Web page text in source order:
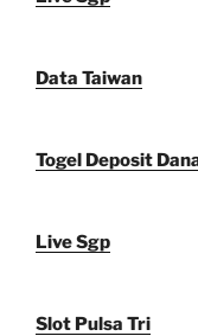
Data Taiwan
Togel Deposit
Live Sgp
Slot Pulsa Tri